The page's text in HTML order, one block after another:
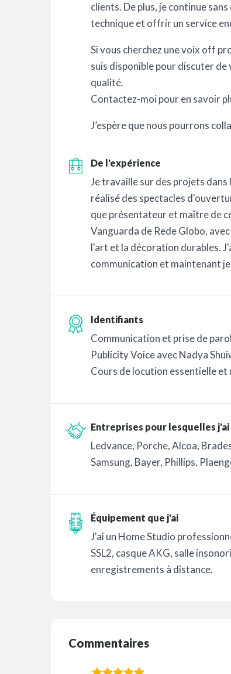
clients. De plus, je continue
technique et offrir un service
Si vous cherchez une voix off
suis disponible pour discuter
qualité.
Contactez-moi pour en savoir
J’espère que nous pourrons
De l'expérience
Je travaille sur des projets dans
réalisé des spectacles
que présentateur et maître de
Vanguarda de Rede Globo,
l'art et la décoration durables.
communication et maintenant
Identifiants
Communication et prise de
Publicity Voice avec Nadya
Cours de locution essentielle
Entreprises pour lesquelles
Ledvance, Porche, Alcoa,
Samsung, Bayer, Phillips,
Équipement que j'ai
J'ai un Home Studio
SSL2, casque AKG, salle
enregistrements à distance.
Commentaires